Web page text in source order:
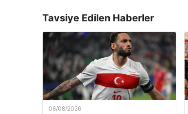
Tavsiye Edilen Haberler
08/08/2026